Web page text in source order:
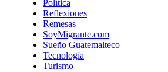
Política
Reflexiones
Remesas
SoyMigrante.com
Sueño Guatemalteco
Tecnología
Turismo